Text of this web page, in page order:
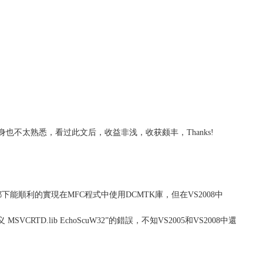
也不太熟悉，看过此文后，收益非浅，收获颇丰，Thanks!
能順利的實現在MFC程式中使用DCMTK庫，但在VS2008中
EchoScuW32”的錯誤，不知VS2005和VS2008中還